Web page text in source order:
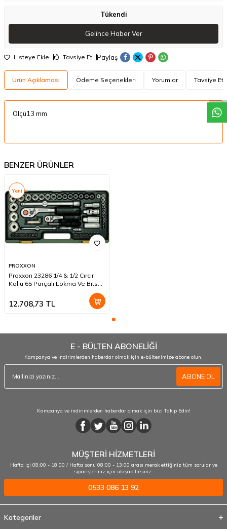
W
h
a
t
a
p
p
D
e
s
t
e
H
a
t
t
Tükendi
Gelince Haber Ver
Listeye Ekle Tavsiye Et Paylaş
Ürün Açıklaması Ödeme Seçenekleri Yorumlar Tavsiye Et
Ölçü13 mm
BENZER ÜRÜNLER
Yeni
PROXXON
Proxxon 23286 1/4 & 1/2 Cırcır
Kollu 65 Parçalı Lokma Ve Bits
12.708,73 TL
E - BÜLTEN ABONELİĞİ
Kampanya ve indirimlerden haberdar olmak için e-bültenimize abone olun.
ABONE OL
Kampanya ve indirimlerden haberdar olmak için bizi Takip Edin!
MÜŞTERİ HİZMETLERİ
Hafta içi 08:00 - 18:00 / Hafta sonu 08:00 - 13:00 arası merak ettiğiniz tüm sorular ve
siparişleriniz için ulaşabilirsiniz.
0533 086 13 92
Kategoriler